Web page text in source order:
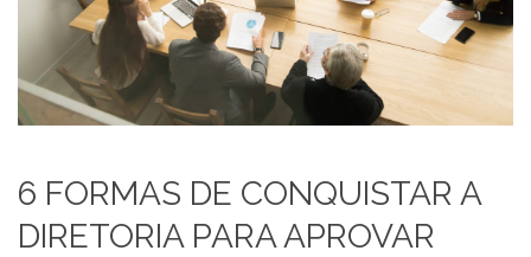
6 FORMAS DE CONQUISTAR A
DIRETORIA PARA APROVAR